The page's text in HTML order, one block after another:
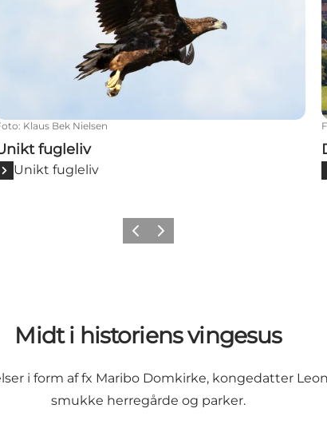
: Klaus Bek Nielsen
fugleliv
Unikt fugleliv
ForrigeNæste
Midt i historiens vingesus
i form af fx Maribo Domkirke, kongedatter
smukke herregårde og parker.